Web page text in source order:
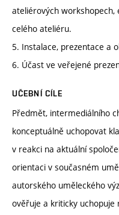
ateliérových
celého ateliéru.
5. Instalace, prezentace a
6. Účast ve veřejené
UČEBNÍ CÍLE
Předmět, intermediálního
konceptuálně uchopovat
v reakci na aktuální
orientaci v současném
autorského uměleckého
ověřuje a kriticky uchopuje